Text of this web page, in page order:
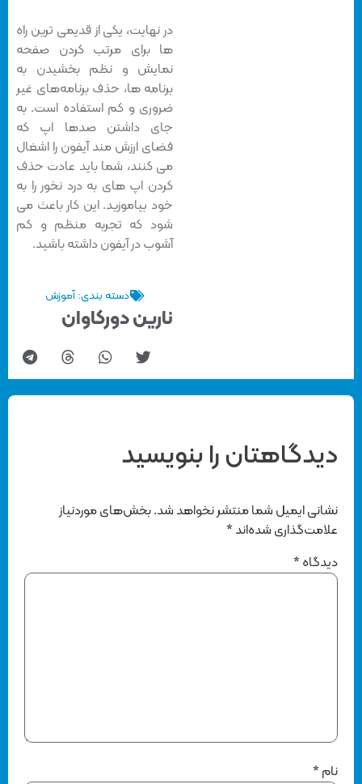
در نهایت، یکی از قدیمی ترین راه
ها برای مرتب کردن صفحه
نمایش و نظم بخشیدن به
برنامه ها، حذف برنامه‌های غیر
ضروری و کم استفاده است. به
جای داشتن صدها اپ که
فضای ارزش مند آیفون را اشغال
می کنند، شما باید عادت حذف
کردن اپ های به درد نخور را به
خود بیاموزید. این کار باعث می
شود که تجربه منظم و کم
آشوب در آیفون داشته باشید.
دسته بندی:آموزش
نارین دورکاوان
دیدگاهتان را بنویسید
نشانی ایمیل شما منتشر نخواهد شد. بخش‌های موردنیاز
علامت‌گذاری شده‌اند*
دیدگاه*
*